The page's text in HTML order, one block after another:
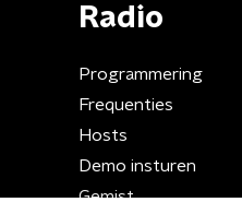
Radio
Programmering
Frequenties
Hosts
Demo insturen
Gemist